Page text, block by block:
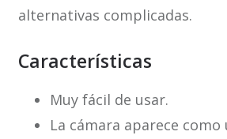
alternativas complicadas.
Características
Muy fácil de usar.
La cámara aparece como